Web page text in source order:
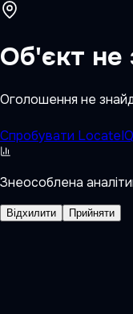
Об'єкт не
Оголошення не
Спробувати LocateIQ
Знеособлена
Відхилити Прийняти